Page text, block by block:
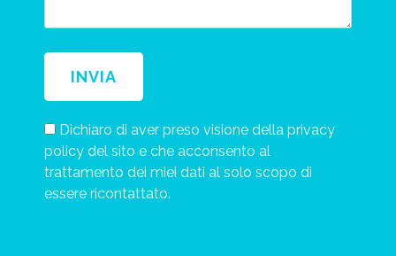
Dichiaro di aver preso visione della privacy
policy del sito e che acconsento al
trattamento dei miei dati al solo scopo di
essere ricontattato.